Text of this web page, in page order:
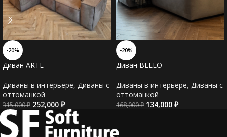
-20%
Диван ARTE
Диваны в интерьере, Диваны c
оттоманкой
315,000₽ 252,000 ₽
-20%
Диван BELLO
Диваны в интерьере, Диваны c
оттоманкой
168,000₽ 134,000 ₽